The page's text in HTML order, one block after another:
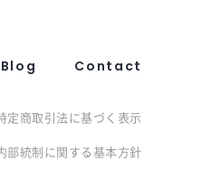
Contact
定商取引法に基づく表示
部統制に関する基本方針